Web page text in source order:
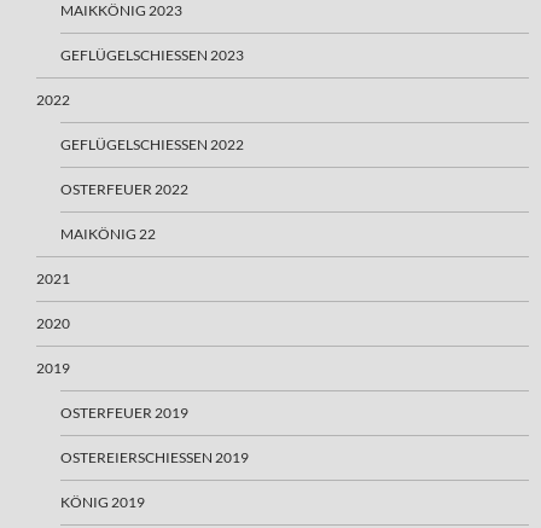
MAIKKÖNIG 2023
GEFLÜGELSCHIESSEN 2023
2022
GEFLÜGELSCHIESSEN 2022
OSTERFEUER 2022
MAIKÖNIG 22
2021
2020
2019
OSTERFEUER 2019
OSTEREIERSCHIESSEN 2019
KÖNIG 2019